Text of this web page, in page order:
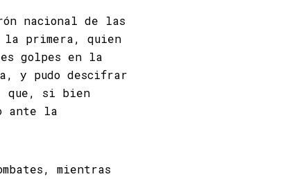
nacional de las
la primera, quien
golpes en la
y pudo descifrar
que, si bien
ante la
mientras